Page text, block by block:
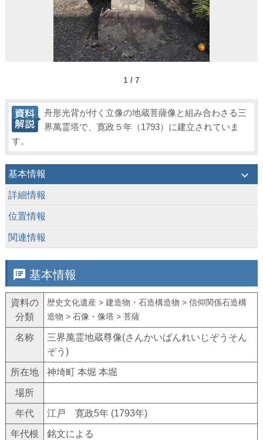
1 / 7
舟形光背が付く立像の地蔵菩薩像と組み合わさる三
界萬霊塔で、寛政５年（1793）に建立されていま
す。
基本情報 keyboard_arrow_down
詳細情報
位置情報
関連情報
speaker_notes 基本情報
資料の
分類
歴史文化遺産 > 建造物・石造構造物 > 信仰関係石造構
造物 > 石像・像塔 > 菩薩
名称
三界萬霊地蔵尊像(さんかいばんれいじぞうそん
ぞう)
所在地 神埼町 本堀 本堀
場所
年代 江戸 寛政5年 (1793年)
年代根
銘文による